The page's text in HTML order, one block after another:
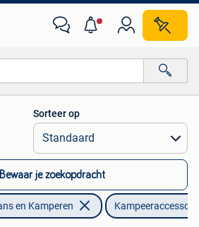
Alle afstanden…
Sorteer op
Bewaar je zoekopdracht
en Kamperen